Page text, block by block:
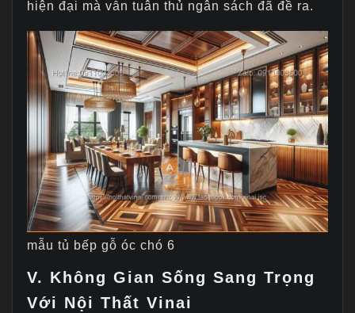
hiện đại mà vẫn tuân thủ ngân sách đã đề ra.
mẫu tủ bếp gỗ óc chó 6
V. Không Gian Sống Sang Trọng
Với Nội Thất Vinai